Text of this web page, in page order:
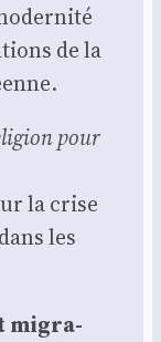
de la
pour
la crise
les
migra­